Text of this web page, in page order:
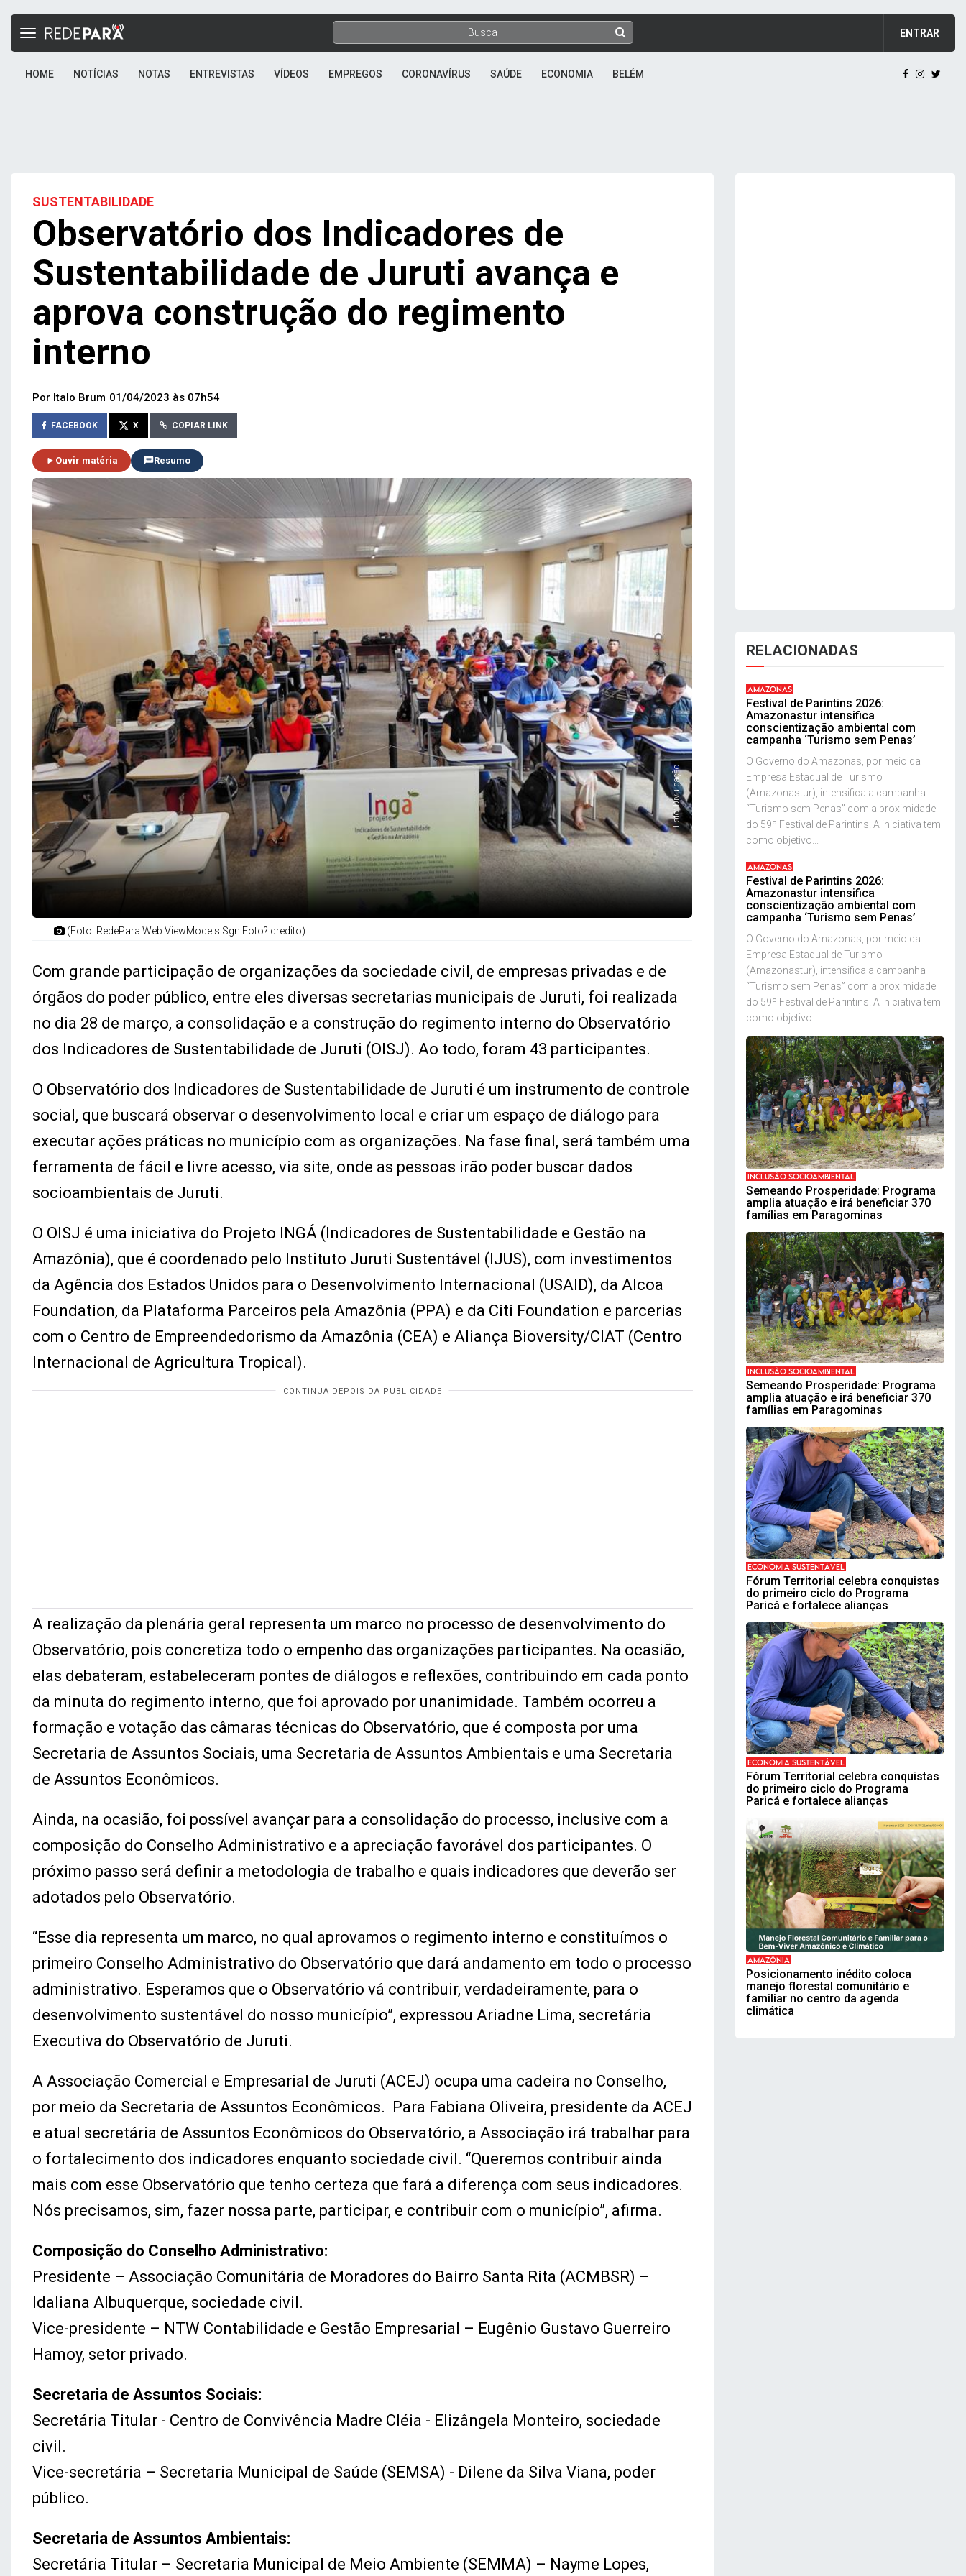
ENTRAR
Toggle
HOME NOTÍCIAS NOTAS ENTREVISTAS VÍDEOS EMPREGOS CORONAVÍRUS SAÚDE ECONOMIA BELÉM
SUSTENTABILIDADE
Observatório dos Indicadores de
Sustentabilidade de Juruti avança e
aprova construção do regimento
interno
Por Italo Brum 01/04/2023 às 07h54
FACEBOOK X COPIAR LINK
Ouvir matéria Resumo
Foto: Divulgação
(Foto: RedePara.Web.ViewModels.Sgn.Foto?.credito)
Com grande participação de organizações da sociedade civil, de empresas privadas e de
órgãos do poder público, entre eles diversas secretarias municipais de Juruti, foi realizada
no dia 28 de março, a consolidação e a construção do regimento interno do Observatório
dos Indicadores de Sustentabilidade de Juruti (OISJ). Ao todo, foram 43 participantes.
O Observatório dos Indicadores de Sustentabilidade de Juruti é um instrumento de controle
social, que buscará observar o desenvolvimento local e criar um espaço de diálogo para
executar ações práticas no município com as organizações. Na fase final, será também uma
ferramenta de fácil e livre acesso, via site, onde as pessoas irão poder buscar dados
socioambientais de Juruti.
O OISJ é uma iniciativa do Projeto INGÁ (Indicadores de Sustentabilidade e Gestão na
Amazônia), que é coordenado pelo Instituto Juruti Sustentável (IJUS), com investimentos
da Agência dos Estados Unidos para o Desenvolvimento Internacional (USAID), da Alcoa
Foundation, da Plataforma Parceiros pela Amazônia (PPA) e da Citi Foundation e parcerias
com o Centro de Empreendedorismo da Amazônia (CEA) e Aliança Bioversity/CIAT (Centro
Internacional de Agricultura Tropical).
A realização da plenária geral representa um marco no processo de desenvolvimento do
Observatório, pois concretiza todo o empenho das organizações participantes. Na ocasião,
elas debateram, estabeleceram pontes de diálogos e reflexões, contribuindo em cada ponto
da minuta do regimento interno, que foi aprovado por unanimidade. Também ocorreu a
formação e votação das câmaras técnicas do Observatório, que é composta por uma
Secretaria de Assuntos Sociais, uma Secretaria de Assuntos Ambientais e uma Secretaria
de Assuntos Econômicos.
Ainda, na ocasião, foi possível avançar para a consolidação do processo, inclusive com a
composição do Conselho Administrativo e a apreciação favorável dos participantes. O
próximo passo será definir a metodologia de trabalho e quais indicadores que deverão ser
adotados pelo Observatório.
“Esse dia representa um marco, no qual aprovamos o regimento interno e constituímos o
primeiro Conselho Administrativo do Observatório que dará andamento em todo o processo
administrativo. Esperamos que o Observatório vá contribuir, verdadeiramente, para o
desenvolvimento sustentável do nosso município”, expressou Ariadne Lima, secretária
Executiva do Observatório de Juruti.
A Associação Comercial e Empresarial de Juruti (ACEJ) ocupa uma cadeira no Conselho,
por meio da Secretaria de Assuntos Econômicos. Para Fabiana Oliveira, presidente da ACEJ
e atual secretária de Assuntos Econômicos do Observatório, a Associação irá trabalhar para
o fortalecimento dos indicadores enquanto sociedade civil. “Queremos contribuir ainda
mais com esse Observatório que tenho certeza que fará a diferença com seus indicadores.
Nós precisamos, sim, fazer nossa parte, participar, e contribuir com o município”, afirma.
Composição do Conselho Administrativo:
Presidente – Associação Comunitária de Moradores do Bairro Santa Rita (ACMBSR) –
Idaliana Albuquerque, sociedade civil.
Vice-presidente – NTW Contabilidade e Gestão Empresarial – Eugênio Gustavo Guerreiro
Hamoy, setor privado.
Secretaria de Assuntos Sociais:
Secretária Titular - Centro de Convivência Madre Cléia - Elizângela Monteiro, sociedade
civil.
Vice-secretária – Secretaria Municipal de Saúde (SEMSA) - Dilene da Silva Viana, poder
público.
Secretaria de Assuntos Ambientais:
Secretária Titular – Secretaria Municipal de Meio Ambiente (SEMMA) – Nayme Lopes,
RELACIONADAS
AMAZONAS
Festival de Parintins 2026:
Amazonastur intensifica
conscientização ambiental com
campanha ‘Turismo sem Penas’
O Governo do Amazonas, por meio da
Empresa Estadual de Turismo
(Amazonastur), intensifica a campanha
“Turismo sem Penas” com a proximidade
do 59º Festival de Parintins. A iniciativa tem
como objetivo...
AMAZONAS
Festival de Parintins 2026:
Amazonastur intensifica
conscientização ambiental com
campanha ‘Turismo sem Penas’
O Governo do Amazonas, por meio da
Empresa Estadual de Turismo
(Amazonastur), intensifica a campanha
“Turismo sem Penas” com a proximidade
do 59º Festival de Parintins. A iniciativa tem
como objetivo...
INCLUSÃO SOCIOAMBIENTAL
Semeando Prosperidade: Programa
amplia atuação e irá beneficiar 370
famílias em Paragominas
INCLUSÃO SOCIOAMBIENTAL
Semeando Prosperidade: Programa
amplia atuação e irá beneficiar 370
famílias em Paragominas
ECONOMIA SUSTENTÁVEL
Fórum Territorial celebra conquistas
do primeiro ciclo do Programa
Paricá e fortalece alianças
ECONOMIA SUSTENTÁVEL
Fórum Territorial celebra conquistas
do primeiro ciclo do Programa
Paricá e fortalece alianças
AMAZÔNIA
Posicionamento inédito coloca
manejo florestal comunitário e
familiar no centro da agenda
climática